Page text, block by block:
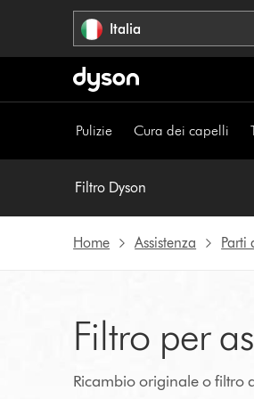
Italia
Pulizie Cura dei capelli
Filtro Dyson
Home Assistenza Parti
Filtro per
Ricambio originale o filtro